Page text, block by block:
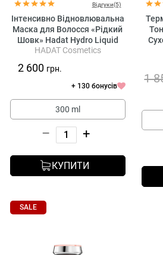
Відгуки(5)
Інтенсивно Відновлювальна
Маска для Волосся «Рідкий
Шовк» Hadat Hydro Liquid
Silk Treatment
HADAT Cosmetics
2 600 грн.
+ 130 бонусів
300 ml
– +
КУПИТИ
1
SALE